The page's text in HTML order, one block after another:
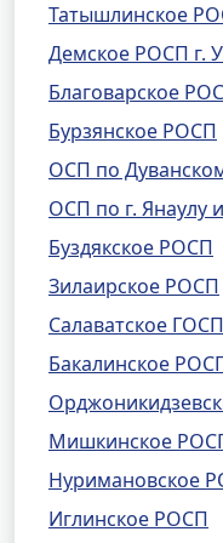
Татышлинское
Демское РОСП г.
Благоварское
Бурзянское РОСП
ОСП по
ОСП по г. Янаулу
Буздякское РОСП
Зилаирское РОСП
Салаватское ГОСП
Бакалинское
Мишкинское
Нуримановское
Иглинское РОСП